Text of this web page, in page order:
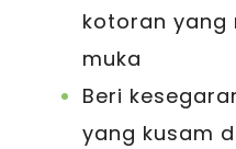
kotoran yang
muka
Beri
yang kusam